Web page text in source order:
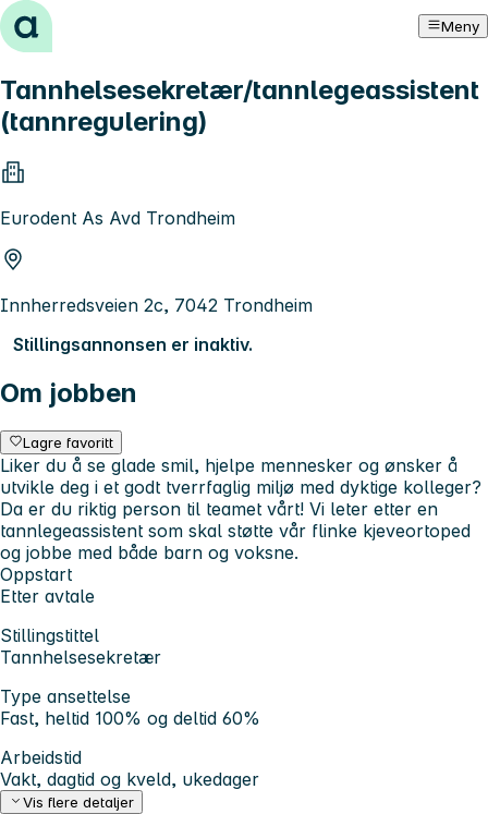
Hopp til innhold Meny
Tannhelsesekretær/tannlegeassistent
(tannregulering)
Eurodent As Avd Trondheim
Innherredsveien 2c, 7042 Trondheim
Stillingsannonsen er inaktiv.
Om jobben
Lagre favoritt
Liker du å se glade smil, hjelpe mennesker og ønsker å
utvikle deg i et godt tverrfaglig miljø med dyktige kolleger?
Da er du riktig person til teamet vårt! Vi leter etter en
tannlegeassistent som skal støtte vår flinke kjeveortoped
og jobbe med både barn og voksne.
Oppstart
Etter avtale
Stillingstittel
Tannhelsesekretær
Type ansettelse
Fast, heltid 100% og deltid 60%
Arbeidstid
Vakt, dagtid og kveld, ukedager
Vis flere detaljer